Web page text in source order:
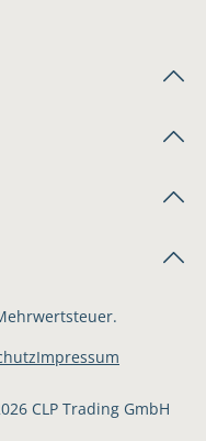
CLP Trading GmbH
Impressum